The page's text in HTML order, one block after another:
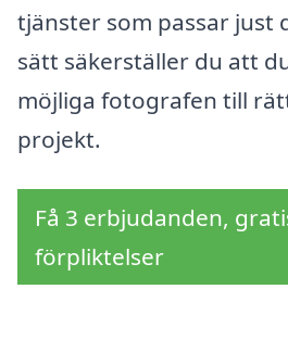
tjänster som passar just
sätt säkerställer du att
möjliga fotografen till
projekt.
Få 3 erbjudanden,
förpliktelser